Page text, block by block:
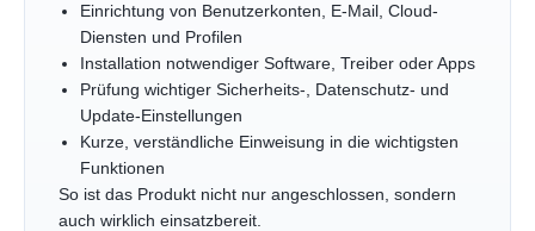
Einrichtung von Benutzerkonten, E-Mail, Cloud-
Diensten und Profilen
Installation notwendiger Software, Treiber oder Apps
Prüfung wichtiger Sicherheits-, Datenschutz- und
Update-Einstellungen
Kurze, verständliche Einweisung in die wichtigsten
Funktionen
So ist das Produkt nicht nur angeschlossen, sondern
auch wirklich einsatzbereit.